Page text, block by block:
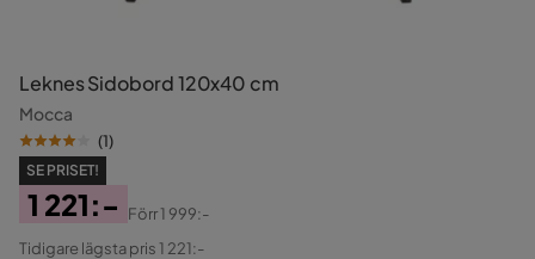
Leknes Sidobord 120x40 cm
Mocca
(1)
SE PRISET!
Pris
1 221:-
Original
Förr1 999:-
Tidigare lägsta pris 1 221:-